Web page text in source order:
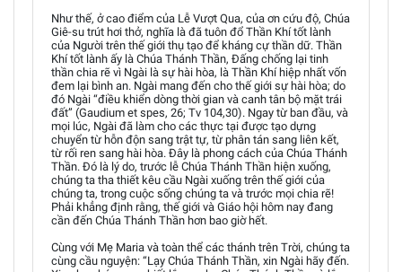
Như thế, ở cao điểm của Lễ Vượt Qua, của ơn cứu độ, Chúa
Giê-su trút hơi thở, nghĩa là đã tuôn đổ Thần Khí tốt lành
của Người trên thế giới thụ tạo để kháng cự thần dữ. Thần
Khí tốt lành ấy là Chúa Thánh Thần, Đấng chống lại tinh
thần chia rẽ vì Ngài là sự hài hòa, là Thần Khí hiệp nhất vốn
đem lại bình an. Ngài mang đến cho thế giới sự hài hòa; do
đó Ngài “điều khiển dòng thời gian và canh tân bộ mặt trái
đất” (Gaudium et spes, 26; Tv 104,30). Ngay từ ban đầu, và
mọi lúc, Ngài đã làm cho các thực tại được tạo dựng
chuyển từ hỗn độn sang trật tự, từ phân tán sang liên kết,
từ rối ren sang hài hòa. Đây là phong cách của Chúa Thánh
Thần. Đó là lý do, trước lễ Chúa Thánh Thần hiện xuống,
chúng ta tha thiết kêu cầu Ngài xuống trên thế giới của
chúng ta, trong cuộc sống chúng ta và trước mọi chia rẽ!
Phải khẳng định rằng, thế giới và Giáo hội hôm nay đang
cần đến Chúa Thánh Thần hơn bao giờ hết.
Cùng với Mẹ Maria và toàn thể các thánh trên Trời, chúng ta
cùng cầu nguyện: “Lạy Chúa Thánh Thần, xin Ngài hãy đến.